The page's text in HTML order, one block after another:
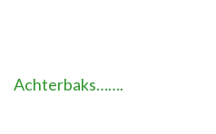
Bericht
Achterbaks…….